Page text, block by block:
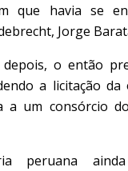
que havia se
Jorge
depois, o então
a licitação
a um consórcio
peruana